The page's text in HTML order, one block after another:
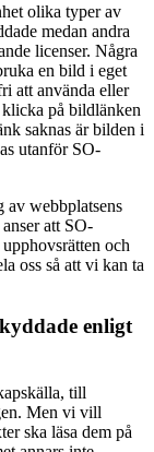
olika typer av
medan andra
licenser. Några
en bild i eget
att använda eller
på bildlänken
saknas är bilden i
utanför SO-
av webbplatsens
att SO-
och
oss så att vi kan ta
enligt
till
Men vi vill
ska läsa dem på